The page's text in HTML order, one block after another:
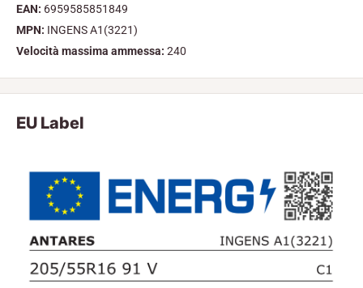
EAN: 6959585851849
MPN: INGENS A1(3221)
Velocità massima ammessa: 240
EU Label